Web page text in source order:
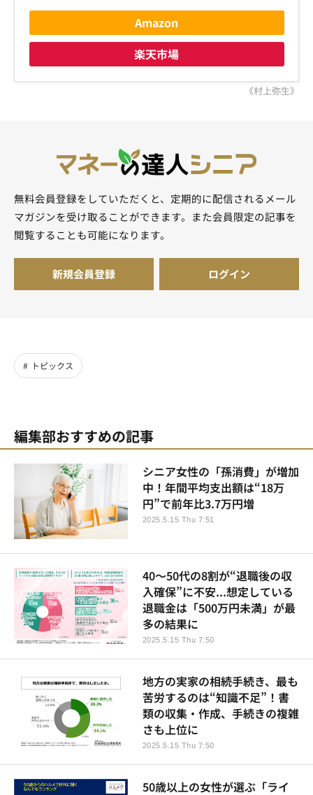
Amazon
楽天市場
《村上弥生》
無料会員登録をしていただくと、定期的に配信されるメール
マガジンを受け取ることができます。また会員限定の記事を
閲覧することも可能になります。
新規会員登録 ログイン
トピックス
編集部おすすめの記事
シニア女性の「孫消費」が増加
中！年間平均支出額は“18万
円”で前年比3.7万円増
2025.5.15 Thu 7:51
40～50代の8割が“退職後の収
入確保”に不安...想定している
退職金は「500万円未満」が最
多の結果に
2025.5.15 Thu 7:50
地方の実家の相続手続き、最も
苦労するのは“知識不足”！書
類の収集・作成、手続きの複雑
さも上位に
2025.5.15 Thu 7:50
50歳以上の女性が選ぶ「ライ